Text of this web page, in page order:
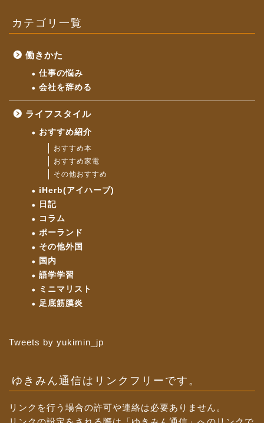
カテゴリ一覧
働きかた
仕事の悩み
会社を辞める
ライフスタイル
おすすめ紹介
おすすめ本
おすすめ家電
その他おすすめ
iHerb(アイハーブ)
日記
コラム
ポーランド
その他外国
国内
語学学習
ミニマリスト
足底筋膜炎
Tweets by yukimin_jp
ゆきみん通信はリンクフリーです。
リンクを行う場合の許可や連絡は必要ありません。